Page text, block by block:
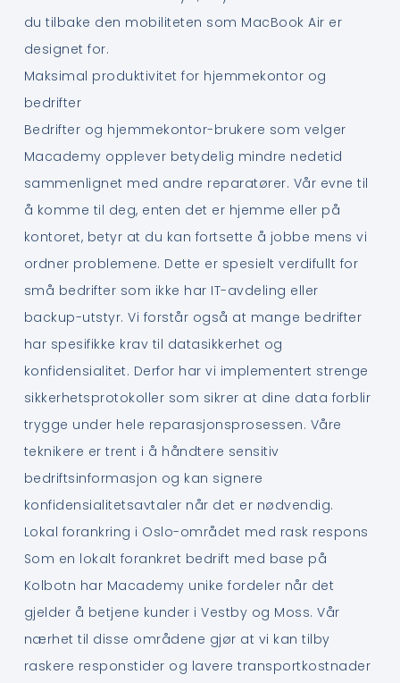
du tilbake den mobiliteten som MacBook Air er
designet for.
Maksimal produktivitet for hjemmekontor og
bedrifter
Bedrifter og hjemmekontor-brukere som velger
Macademy opplever betydelig mindre nedetid
sammenlignet med andre reparatører. Vår evne til
å komme til deg, enten det er hjemme eller på
kontoret, betyr at du kan fortsette å jobbe mens vi
ordner problemene. Dette er spesielt verdifullt for
små bedrifter som ikke har IT-avdeling eller
backup-utstyr. Vi forstår også at mange bedrifter
har spesifikke krav til datasikkerhet og
konfidensialitet. Derfor har vi implementert strenge
sikkerhetsprotokoller som sikrer at dine data forblir
trygge under hele reparasjonsprosessen. Våre
teknikere er trent i å håndtere sensitiv
bedriftsinformasjon og kan signere
konfidensialitetsavtaler når det er nødvendig.
Lokal forankring i Oslo-området med rask respons
Som en lokalt forankret bedrift med base på
Kolbotn har Macademy unike fordeler når det
gjelder å betjene kunder i Vestby og Moss. Vår
nærhet til disse områdene gjør at vi kan tilby
raskere responstider og lavere transportkostnader